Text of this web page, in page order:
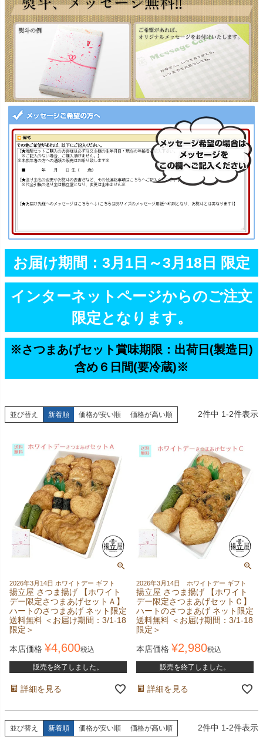
お届け期間：3月1日～3月18日 限定
インターネットページからのご注文
限定となります。
※さつまあげセット賞味期限：出荷日(製造日)
含め６日間(要冷蔵)※
並び替え 新着順 価格が安い順 価格が高い順 2件中 1-2件表示
2026年3月14日 ホワイトデー ギフト
揚立屋 さつま揚げ 【ホワイト
デー限定さつまあげセットＡ】
ハートのさつまあげ ネット限定
送料無料 ＜お届け期間：3/1-18
限定＞
本店価格 ¥4,600税込
販売を終了しました。
詳細を見る
2026年3月14日 ホワイトデー ギフト
揚立屋 さつま揚げ 【ホワイト
デー限定さつまあげセットＣ】
ハートのさつまあげ ネット限定
送料無料 ＜お届け期間：3/1-18
限定＞
本店価格 ¥2,980税込
販売を終了しました。
詳細を見る
並び替え 新着順 価格が安い順 価格が高い順 2件中 1-2件表示